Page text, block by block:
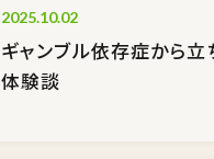
2025.10.02
ギャンブル依存症から
体験談